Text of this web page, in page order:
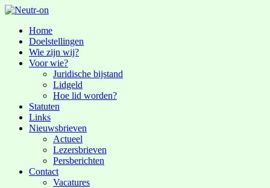
Home
Doelstellingen
Wie zijn wij?
Voor wie?
Juridische bijstand
Lidgeld
Hoe lid worden?
Statuten
Links
Nieuwsbrieven
Actueel
Lezersbrieven
Persberichten
Contact
Vacatures